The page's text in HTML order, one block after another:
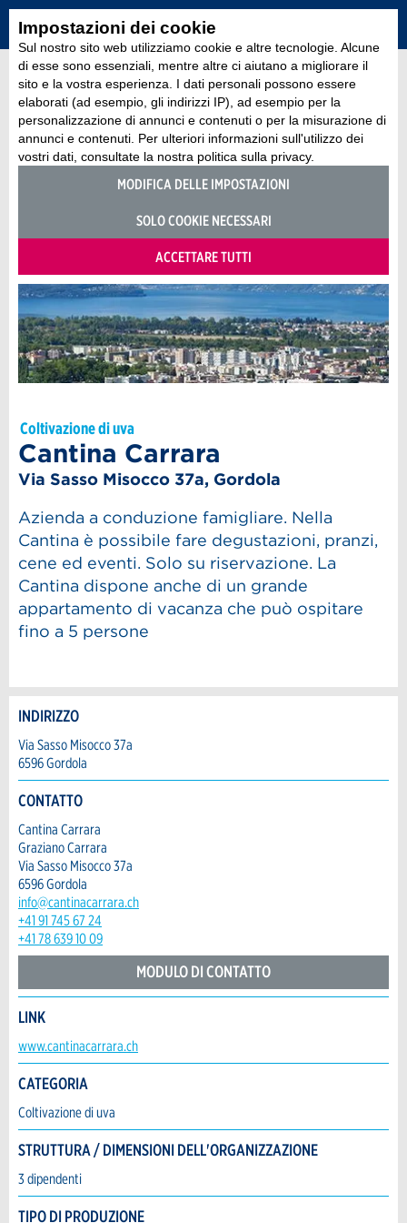
Impostazioni dei cookie
Sul nostro sito web utilizziamo cookie e altre tecnologie. Alcune
di esse sono essenziali, mentre altre ci aiutano a migliorare il
sito e la vostra esperienza. I dati personali possono essere
elaborati (ad esempio, gli indirizzi IP), ad esempio per la
personalizzazione di annunci e contenuti o per la misurazione di
annunci e contenuti. Per ulteriori informazioni sull'utilizzo dei
vostri dati, consultate la nostra politica sulla privacy.
MODIFICA DELLE IMPOSTAZIONI
SOLO COOKIE NECESSARI
ACCETTARE TUTTI
Coltivazione di uva
Cantina Carrara
Via Sasso Misocco 37a, Gordola
Azienda a conduzione famigliare. Nella
Cantina è possibile fare degustazioni, pranzi,
cene ed eventi. Solo su riservazione. La
Cantina dispone anche di un grande
appartamento di vacanza che può ospitare
fino a 5 persone
Contestare l'annuncio
Il tuo feedback è molto apprezzato!
Feedback generale
Questo annuncio non è più valido
Annuncio incompleto
Nachricht
Consigliamo l'annuncio
Raccomando questo annuncio agli amici.
* Ingresso richiesto
CONSIGLIAMO L'ANNUNCIO
Chiudi
Prenotazione
Anzahl der Teilnehmer *:
Nome / Cognome *:
Ditta / istituzione:
Indirizzo supplementare:
Via e N° *:
CAP / Città *:
INDIRIZZO
Via Sasso Misocco 37a
6596 Gordola
CONTATTO
Cantina Carrara
Graziano Carrara
Via Sasso Misocco 37a
6596 Gordola
info@cantinacarrara.ch
+41 91 745 67 24
+41 78 639 10 09
MODULO DI CONTATTO
Contatto
Scrivere un messaggio per tutte le persone da contattare
per questo annuncio.
LINK
www.cantinacarrara.ch
CATEGORIA
Coltivazione di uva
STRUTTURA / DIMENSIONI DELL'ORGANIZZAZIONE
3 dipendenti
TIPO DI PRODUZIONE